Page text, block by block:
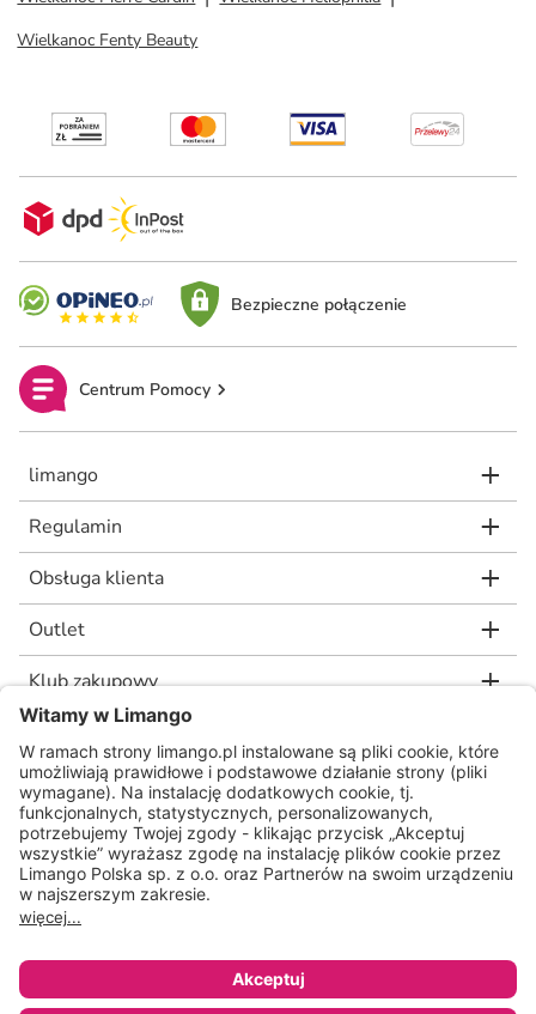
Wielkanoc Fenty Beauty
Bezpieczne połączenie
Centrum Pomocy
limango
Regulamin
Obsługa klienta
Outlet
Klub zakupowy
limango.de limango.nl